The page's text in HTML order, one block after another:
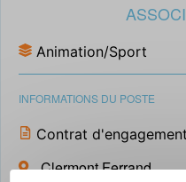
Animation/Sport
INFORMATIONS DU POSTE
Contrat
Clermont Ferrand